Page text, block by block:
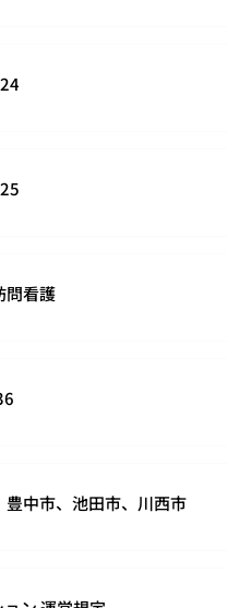
問看護
中市、池田市、川西市